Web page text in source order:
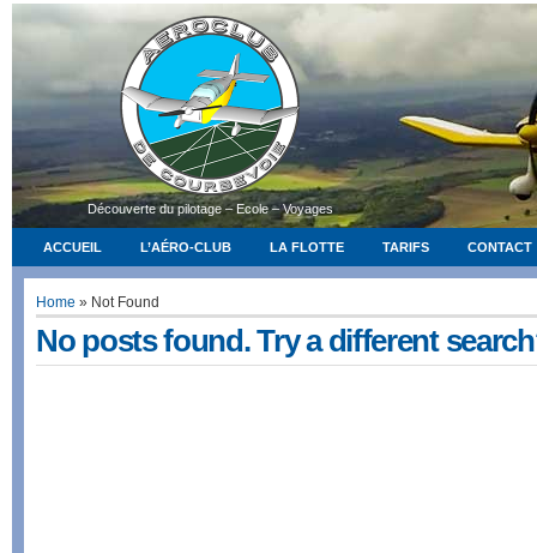
Découverte du pilotage – Ecole – Voyages
ACCUEIL L’AÉRO-CLUB LA FLOTTE TARIFS CONTACT
Home » Not Found
No posts found. Try a different